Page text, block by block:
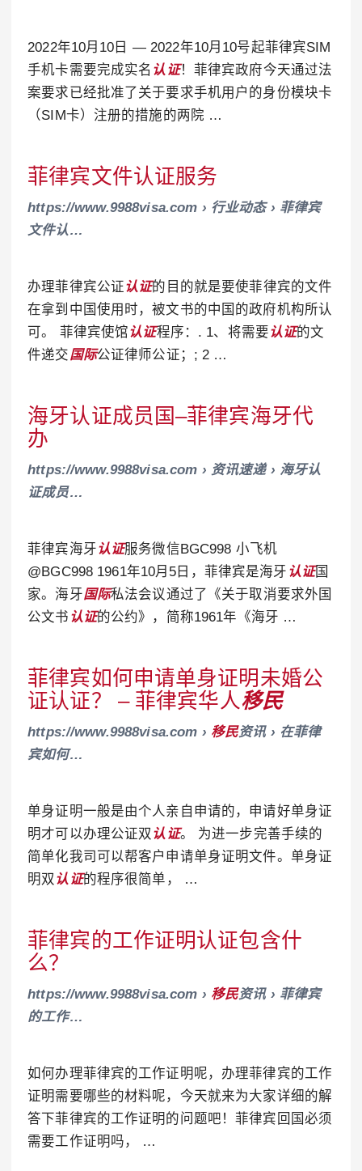
2022年10月10日 — 2022年10月10号起菲律宾SIM
手机卡需要完成实名 认证！菲律宾政府今天通过法
案要求已经批准了关于要求手机用户的身份模块卡
（SIM卡）注册的措施的两院 …
菲律宾文件认证服务
https://www.9988visa.com › 行业动态 › 菲律宾
文件认…
办理菲律宾公证认证的目的就是要使菲律宾的文件
在拿到中国使用时，被文书的中国的政府机构所认
可。 菲律宾使馆认证程序：. 1、将需要认证的文
件递交国际公证律师公证；; 2 …
海牙认证成员国–菲律宾海牙代
办
https://www.9988visa.com › 资讯速递 › 海牙认
证成员…
菲律宾海牙认证服务微信BGC998 小飞机
@BGC998 1961年10月5日，菲律宾是海牙 认证国
家。海牙国际私法会议通过了《关于取消要求外国
公文书 认证的公约》，简称1961年《海牙 …
菲律宾如何申请单身证明未婚公
证认证？ – 菲律宾华人移民
https://www.9988visa.com › 移民资讯 › 在菲律
宾如何…
单身证明一般是由个人亲自申请的，申请好单身证
明才可以办理公证双 认证。 为进一步完善手续的
简单化我司可以帮客户申请单身证明文件。单身证
明双 认证的程序很简单， …
菲律宾的工作证明认证包含什
么？
https://www.9988visa.com › 移民资讯 › 菲律宾
的工作…
如何办理菲律宾的工作证明呢，办理菲律宾的工作
证明需要哪些的材料呢，今天就来为大家详细的解
答下菲律宾的工作证明的问题吧！菲律宾回国必须
需要工作证明吗， …